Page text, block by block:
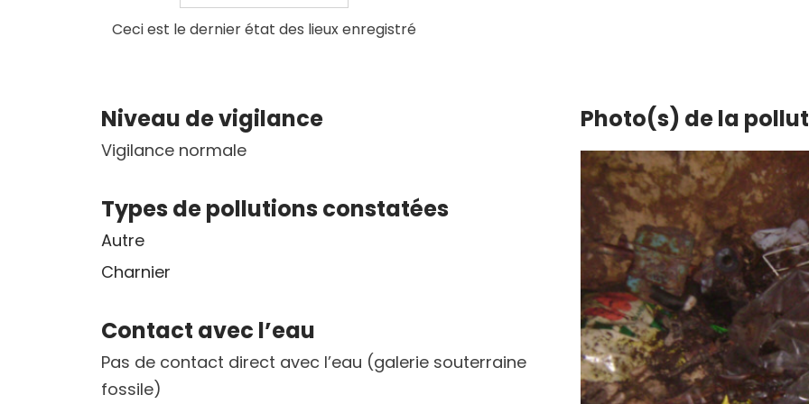
Ceci est le dernier état des lieux enregistré
Niveau de vigilance
Vigilance normale
Types de pollutions constatées
Autre
Charnier
Contact avec l’eau
Pas de contact direct avec l’eau (galerie souterraine
fossile)
Photo(s) de la